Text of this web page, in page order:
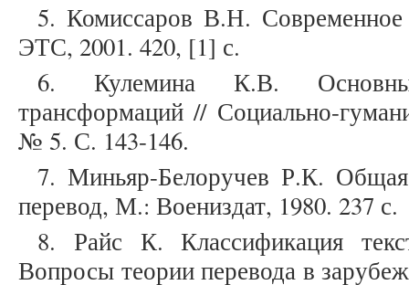
5. Комиссаров В.Н.
ЭТС, 2001. 420, [1] с.
6. Кулемина К.В.
трансформаций // Социально-
№ 5. С. 143-146.
7. Миньяр-Белоручев Р.К.
перевод, М.: Воениздат, 1980. 237 с.
8. Райс К. Классификация
Вопросы теории перевода в